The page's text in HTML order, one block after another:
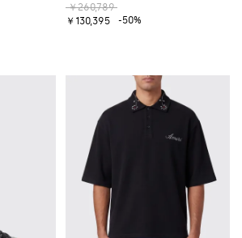
￥260,789
￥130,395
-50%